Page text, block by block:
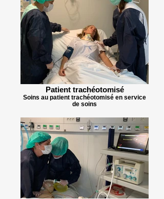
Patient trachéotomisé
Soins au patient trachéotomisé en service
de soins